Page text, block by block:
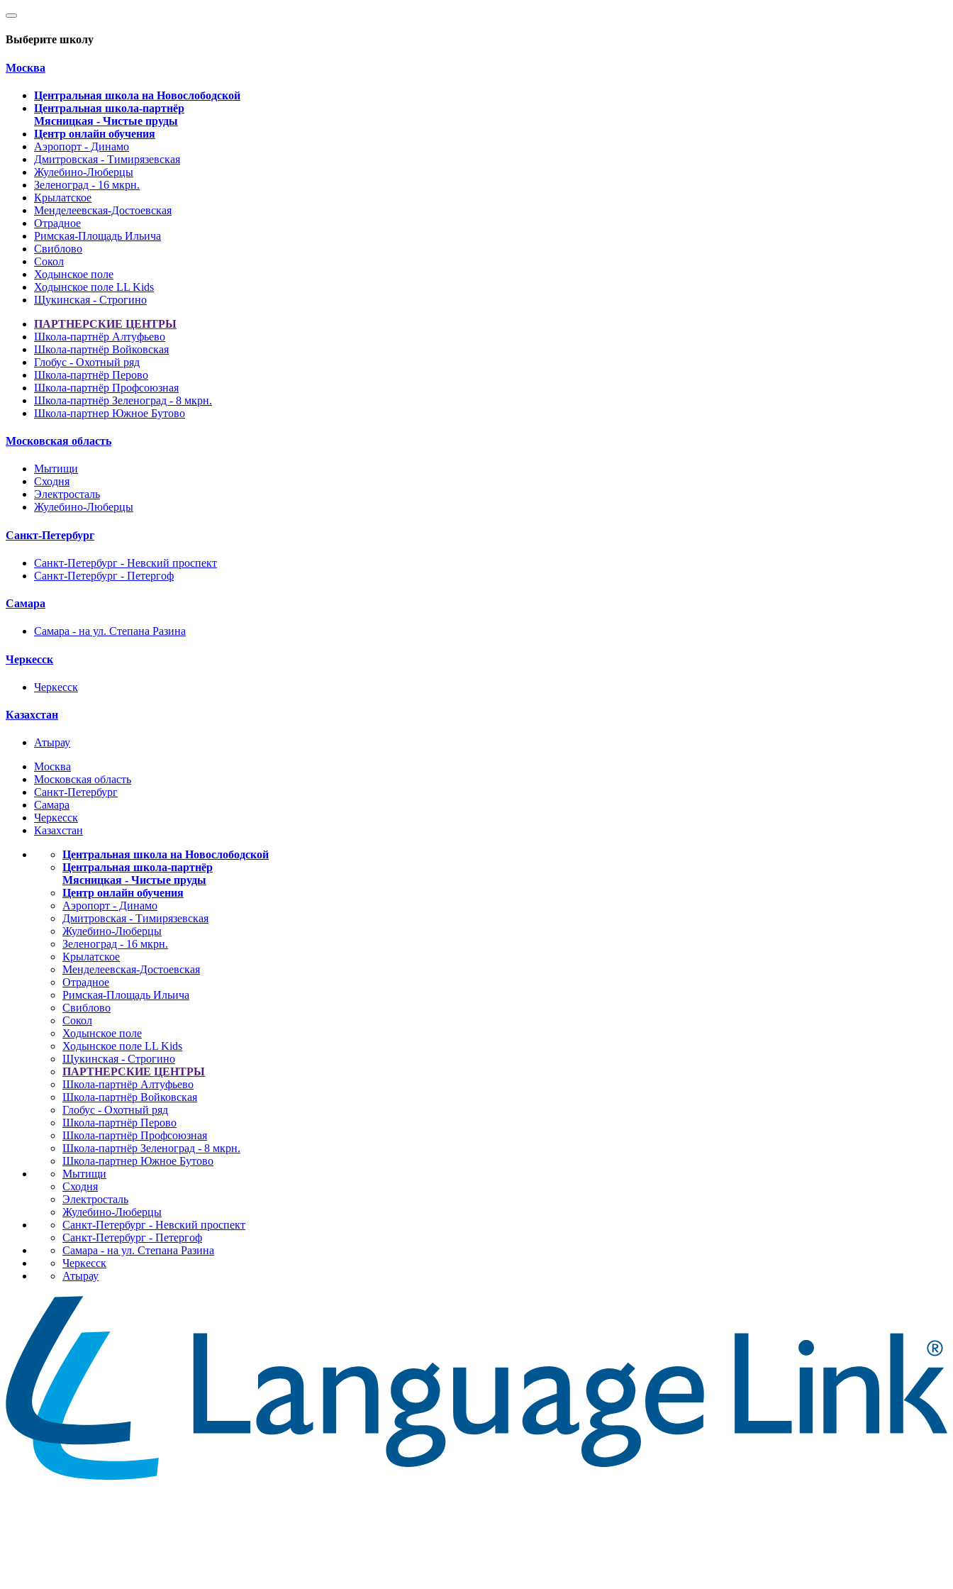
Выберите школу
Москва
Центральная школа на Новослободской
Центральная школа-партнёр
Мясницкая - Чистые пруды
Центр онлайн обучения
Аэропорт - Динамо
Дмитровская - Тимирязевская
Жулебино-Люберцы
Зеленоград - 16 мкрн.
Крылатское
Менделеевская-Достоевская
Отрадное
Римская-Площадь Ильича
Свиблово
Сокол
Ходынское поле
Ходынское поле LL Kids
Щукинская - Строгино
ПАРТНЕРСКИЕ ЦЕНТРЫ
Школа-партнёр Алтуфьево
Школа-партнёр Войковская
Глобус - Охотный ряд
Школа-партнёр Перово
Школа-партнёр Профсоюзная
Школа-партнёр Зеленоград - 8 мкрн.
Школа-партнер Южное Бутово
Московская область
Мытищи
Сходня
Электросталь
Жулебино-Люберцы
Санкт-Петербург
Санкт-Петербург - Невский проспект
Санкт-Петербург - Петергоф
Самара
Самара - на ул. Степана Разина
Черкесск
Черкесск
Казахстан
Атырау
Москва
Московская область
Санкт-Петербург
Самара
Черкесск
Казахстан
Центральная школа на Новослободской
Центральная школа-партнёр
Мясницкая - Чистые пруды
Центр онлайн обучения
Аэропорт - Динамо
Дмитровская - Тимирязевская
Жулебино-Люберцы
Зеленоград - 16 мкрн.
Крылатское
Менделеевская-Достоевская
Отрадное
Римская-Площадь Ильича
Свиблово
Сокол
Ходынское поле
Ходынское поле LL Kids
Щукинская - Строгино
ПАРТНЕРСКИЕ ЦЕНТРЫ
Школа-партнёр Алтуфьево
Школа-партнёр Войковская
Глобус - Охотный ряд
Школа-партнёр Перово
Школа-партнёр Профсоюзная
Школа-партнёр Зеленоград - 8 мкрн.
Школа-партнер Южное Бутово
Мытищи
Сходня
Электросталь
Жулебино-Люберцы
Санкт-Петербург - Невский проспект
Санкт-Петербург - Петергоф
Самара - на ул. Степана Разина
Черкесск
Атырау